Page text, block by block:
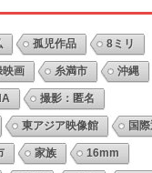
孤児作品 8ミリ
映画 糸満市 沖縄
撮影：匿名
東アジア映像館 国
家族 16mm